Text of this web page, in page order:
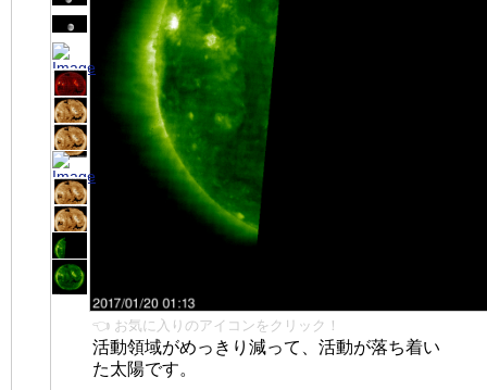
👈 お気に入りのアイコンをクリック！
活動領域がめっきり減って、活動が落ち着い
た太陽です。